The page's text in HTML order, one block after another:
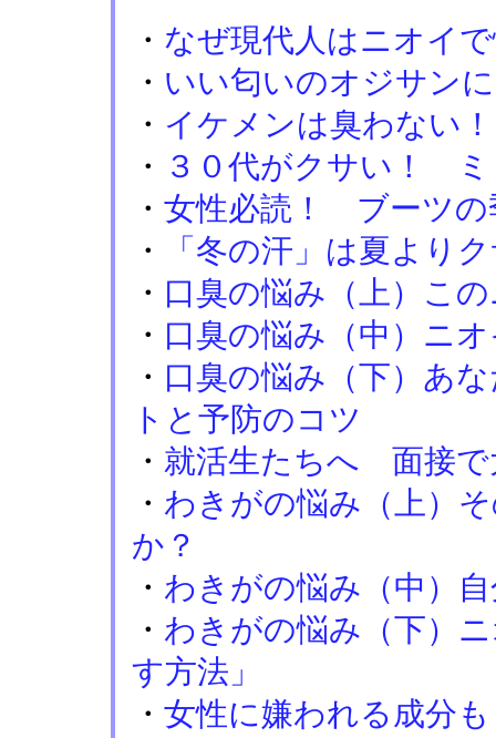
・ なぜ現代人はニオイ
・ いい匂いのオジサン
・ イケメンは臭わない
・
３０代がクサい！ ミ
・ 女性必読！ ブーツの
・
「冬の汗」は夏より
・ 口臭の悩み（上）こ
・ 口臭の悩み（中）ニ
・ 口臭の悩み（下）あ
トと予防のコツ
・ 就活生たちへ 面接で
・ わきがの悩み（上）
か？
・ わきがの悩み（中）
・ わきがの悩み（下）
す方法」
・ 女性に嫌われる成分